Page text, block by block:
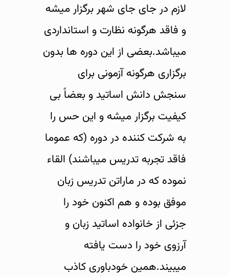
لازم در جای جای شهر برگزار میشه
و فاقد هرگونه نظارت و استانداردی
میباشد.بعضی از این دوره ها بدون
برگزاری هرگونه آزمونی برای
سنجش دانش اساتید و بعضاً بی
کیفیت برگزار میشه و این حس را
به شرکت کننده در دوره (که عموما
فاقد تجربه تدریس میباشند) القاء
نموده که در ماراتن تدریس زبان
موفق بوده و هم اکنون خود را
جزئی از خانواده اساتید زبان و
آرزوی خود را دست یافته
میبیند.همین خودباوری کاذب